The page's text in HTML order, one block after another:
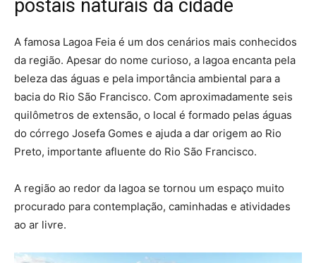
postais naturais da cidade
A famosa Lagoa Feia é um dos cenários mais conhecidos
da região. Apesar do nome curioso, a lagoa encanta pela
beleza das águas e pela importância ambiental para a
bacia do Rio São Francisco. Com aproximadamente seis
quilômetros de extensão, o local é formado pelas águas
do córrego Josefa Gomes e ajuda a dar origem ao Rio
Preto, importante afluente do Rio São Francisco.
A região ao redor da lagoa se tornou um espaço muito
procurado para contemplação, caminhadas e atividades
ao ar livre.